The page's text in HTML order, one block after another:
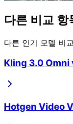
다른 비교 항
다른 인기 모델 비
Kling 3.0 Omni
Hotgen Video